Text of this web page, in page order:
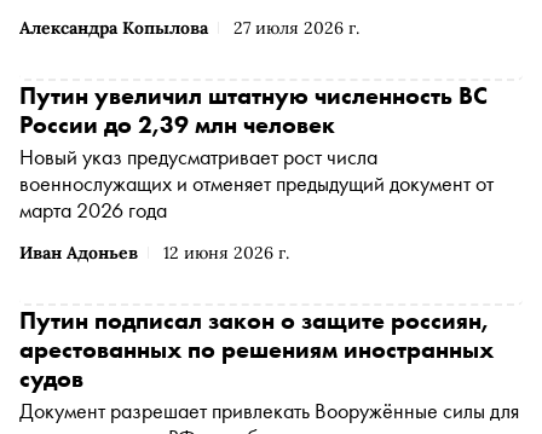
Александра Копылова 27 июля 2026 г.
Иван Адоньев 12 июня 2026 г.
Путин увеличил штатную численность ВС
России до 2,39 млн человек
Новый указ предусматривает рост числа
военнослужащих и отменяет предыдущий документ от
марта 2026 года
Путин подписал закон о защите россиян,
арестованных по решениям иностранных
судов
Документ разрешает привлекать Вооружённые силы для